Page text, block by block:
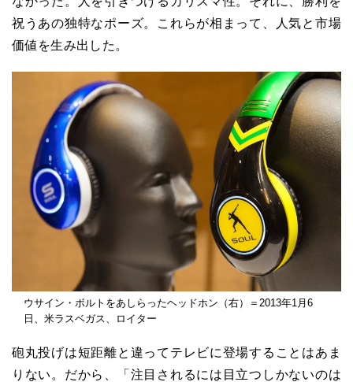
祝うあの独特なポーズ。これらが相まって、人気と市場
価値を生み出した。
ウサイン・ボルトをあしらったヘッドホン（右）＝2013年1月6
日、米ラスベガス、ロイター
砲丸投げは短距離と違ってテレビに登場することはあま
りない。だから、「注目されるには目立つしかないのは